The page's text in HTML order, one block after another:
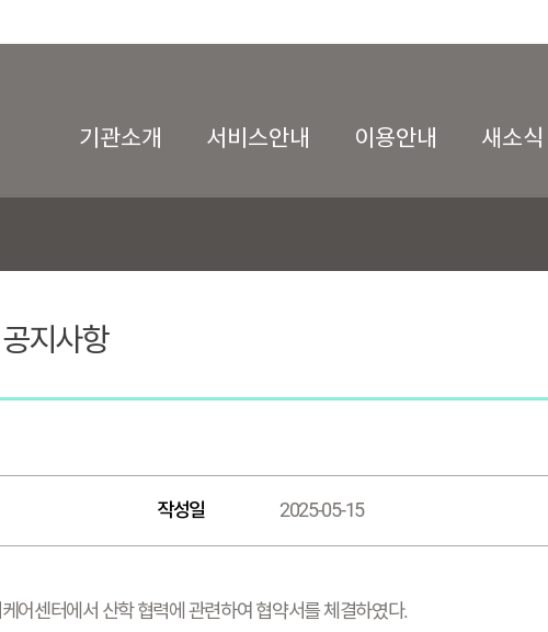
기관소개 서비스안내 이용안내 새소식
공지사항
작성일 2025-05-15
어센터에서 산학 협력에 관련하여 협약서를 체결하였다.